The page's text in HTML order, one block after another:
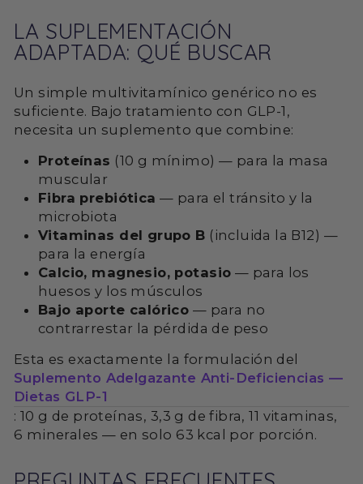
LA SUPLEMENTACIÓN
ADAPTADA: QUÉ BUSCAR
Un simple multivitamínico genérico no es
suficiente. Bajo tratamiento con GLP-1,
necesita un suplemento que combine:
Proteínas (10 g mínimo) — para la masa
muscular
Fibra prebiótica — para el tránsito y la
microbiota
Vitaminas del grupo B (incluida la B12) —
para la energía
Calcio, magnesio, potasio — para los
huesos y los músculos
Bajo aporte calórico — para no
contrarrestar la pérdida de peso
Esta es exactamente la formulación del
Suplemento Adelgazante Anti-Deficiencias —
Dietas GLP-1
: 10 g de proteínas, 3,3 g de fibra, 11 vitaminas,
6 minerales — en solo 63 kcal por porción.